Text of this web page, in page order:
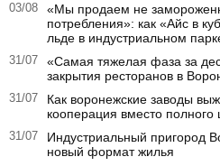
03/08
«Мы продаем не
потребления»: как «Айс в
льде в индустриальном
31/07
«Самая тяжелая фаза за
закрытия ресторанов в
31/07
Как воронежские заводы
кооперация вместо полного
31/07
Индустриальный пригород
новый формат жилья